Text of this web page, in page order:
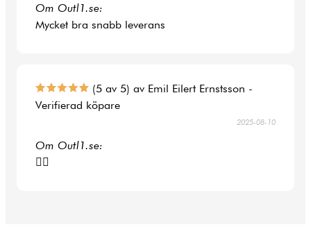
Om Outl1.se:
Mycket bra snabb leverans
(5 av 5) av Emil Eilert Ernstsson -
Verifierad köpare
2025-08-10
Om Outl1.se:
👍🏻